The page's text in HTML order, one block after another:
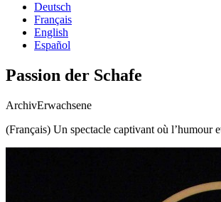
Deutsch
Français
English
Español
Passion der Schafe
ArchivErwachsene
(Français) Un spectacle captivant où l’humour